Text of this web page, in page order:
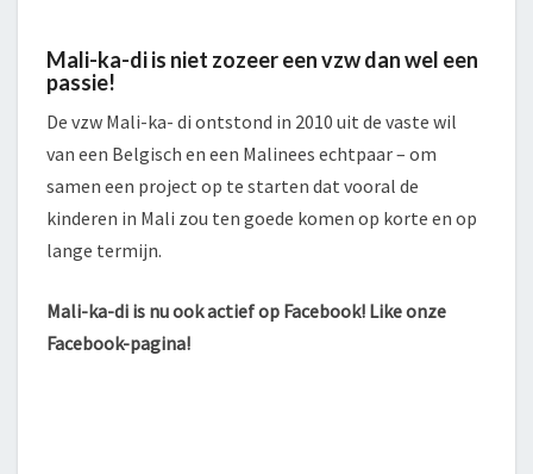
Mali-ka-di is niet zozeer een vzw dan wel een
passie!
De vzw Mali-ka- di ontstond in 2010 uit de vaste wil
van een Belgisch en een Malinees echtpaar – om
samen een project op te starten dat vooral de
kinderen in Mali zou ten goede komen op korte en op
lange termijn.
Mali-ka-di is nu ook actief op Facebook! Like onze
Facebook-pagina!